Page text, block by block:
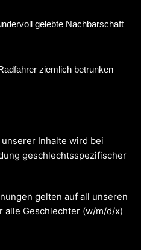
gelebte Nachbarschaft
ziemlich betrunken
Inhalte wird bei
geschlechtsspezifischer
gelten auf all unseren
alle Geschlechter (w/m/d/x)